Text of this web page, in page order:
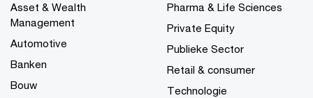
Asset & Wealth
Management
Automotive
Banken
Bouw
Pharma & Life Sciences
Private Equity
Publieke Sector
Retail & consumer
Technologie